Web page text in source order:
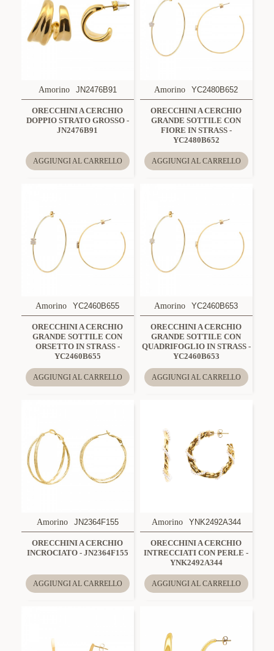
Amorino JN2476B91
ORECCHINI A CERCHIO
DOPPIO STRATO GROSSO -
JN2476B91
AGGIUNGI AL CARRELLO
Amorino YC2480B652
ORECCHINI A CERCHIO
GRANDE SOTTILE CON
FIORE IN STRASS -
YC2480B652
AGGIUNGI AL CARRELLO
Amorino YC2460B655
ORECCHINI A CERCHIO
GRANDE SOTTILE CON
ORSETTO IN STRASS -
YC2460B655
AGGIUNGI AL CARRELLO
Amorino YC2460B653
ORECCHINI A CERCHIO
GRANDE SOTTILE CON
QUADRIFOGLIO IN STRASS -
YC2460B653
AGGIUNGI AL CARRELLO
Amorino JN2364F155
ORECCHINI A CERCHIO
INCROCIATO - JN2364F155
AGGIUNGI AL CARRELLO
Amorino YNK2492A344
ORECCHINI A CERCHIO
INTRECCIATI CON PERLE -
YNK2492A344
AGGIUNGI AL CARRELLO